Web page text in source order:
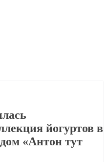
йогуртов в
«Антон тут